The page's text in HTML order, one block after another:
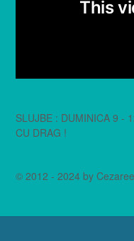
SLUJBE : DUMINICA 9 -
CU DRAG !
© 2012 - 2024 by